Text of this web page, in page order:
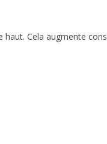
Cela augmente